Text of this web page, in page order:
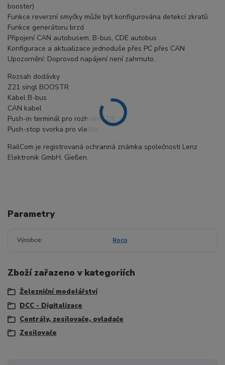
booster)
Funkce reverzní smyčky může být konfigurována detekcí zkratů
Funkce generátoru brzd
Připojení CAN autobusem, B-bus, CDE autobus
Konfigurace a aktualizace jednoduše přes PC přes CAN
Upozornění: Doprovod napájení není zahrnuto.
Rozsah dodávky
Z21 singl BOOSTR
Kabel B-bus
CAN kabel
Push-in terminál pro rozhraní CDE
Push-stop svorka pro vlečku
RailCom je registrovaná ochranná známka společnosti Lenz
Elektronik GmbH, Gießen.
Parametry
Výrobce Roco
Zboží zařazeno v kategoriích
Železniční modelářství
DCC - Digitalizace
Centrály, zesilovače, ovladače
Zesilovače